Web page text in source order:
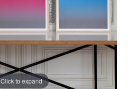
Click to expand